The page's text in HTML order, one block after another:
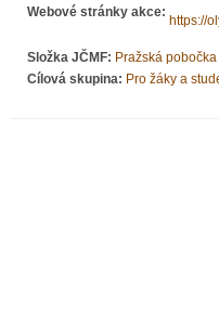
Webové stránky akce:
https://
Složka JČMF: Pražská pobočka
Cílová skupina: Pro žáky a